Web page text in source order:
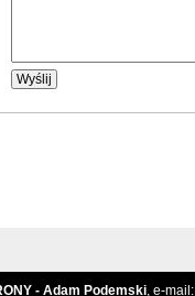
- Adam Podemski, e-mail: